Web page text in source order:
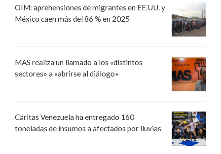
OIM: aprehensiones de migrantes en EE.UU. y
México caen más del 86 % en 2025
MAS realiza un llamado a los «distintos
sectores» a «abrirse al diálogo»
Cáritas Venezuela ha entregado 160
toneladas de insumos a afectados por lluvias